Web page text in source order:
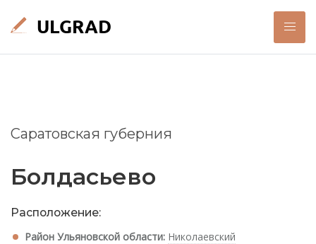
Саратовская губерния
Болдасьево
Расположение:
Район Ульяновской области: Николаевский